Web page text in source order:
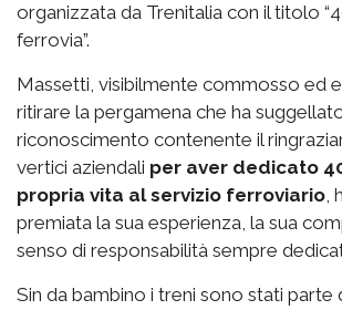
organizzata da Trenitalia con il titolo
ferrovia”.
Massetti, visibilmente commosso ed
ritirare la pergamena che ha
riconoscimento contenente il
vertici aziendali per aver dedicato
propria vita al servizio ferroviario,
premiata la sua esperienza, la sua
senso di responsabilità sempre
Sin da bambino i treni sono stati parte